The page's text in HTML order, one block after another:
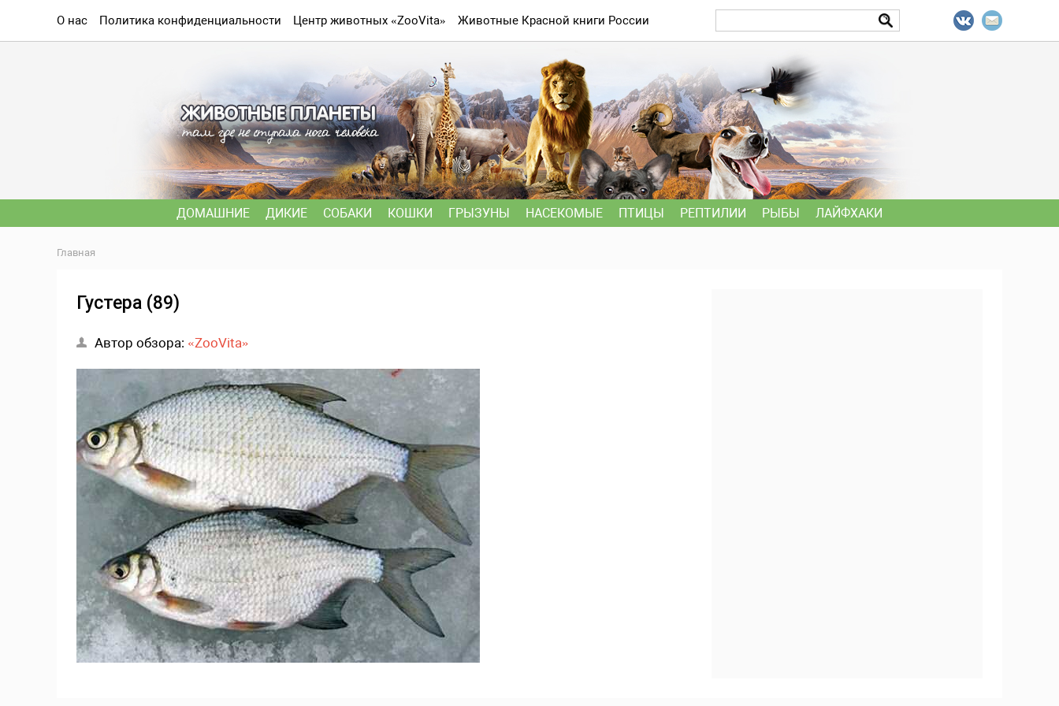
О нас Политика конфиденциальности Центр животных «ZooVita» Животные Красной книги России
ДОМАШНИЕ ДИКИЕ СОБАКИ КОШКИ ГРЫЗУНЫ НАСЕКОМЫЕ ПТИЦЫ РЕПТИЛИИ РЫБЫ ЛАЙФХАКИ
Главная
Густера (89)
Автор обзора: «ZooVita»